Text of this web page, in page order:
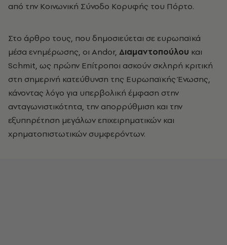
από την Κοινωνική Σύνοδο Κορυφής του Πόρτο.
Στο άρθρο τους, που δημοσιεύεται σε ευρωπαϊκά
μέσα ενημέρωσης, οι Andor, Διαμαντοπούλου και
Schmit, ως πρώην Επίτροποι ασκούν σκληρή κριτική
στη σημερινή κατεύθυνση της Ευρωπαϊκής Ένωσης,
κάνοντας λόγο για υπερβολική έμφαση στην
ανταγωνιστικότητα, την απορρύθμιση και την
εξυπηρέτηση μεγάλων επιχειρηματικών και
χρηματοπιστωτικών συμφερόντων.